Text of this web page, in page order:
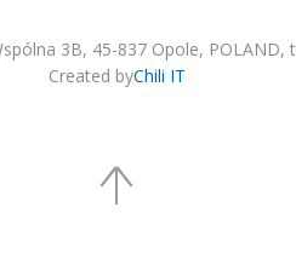
3B, 45-837 Opole, POLAND,
Created byChili IT